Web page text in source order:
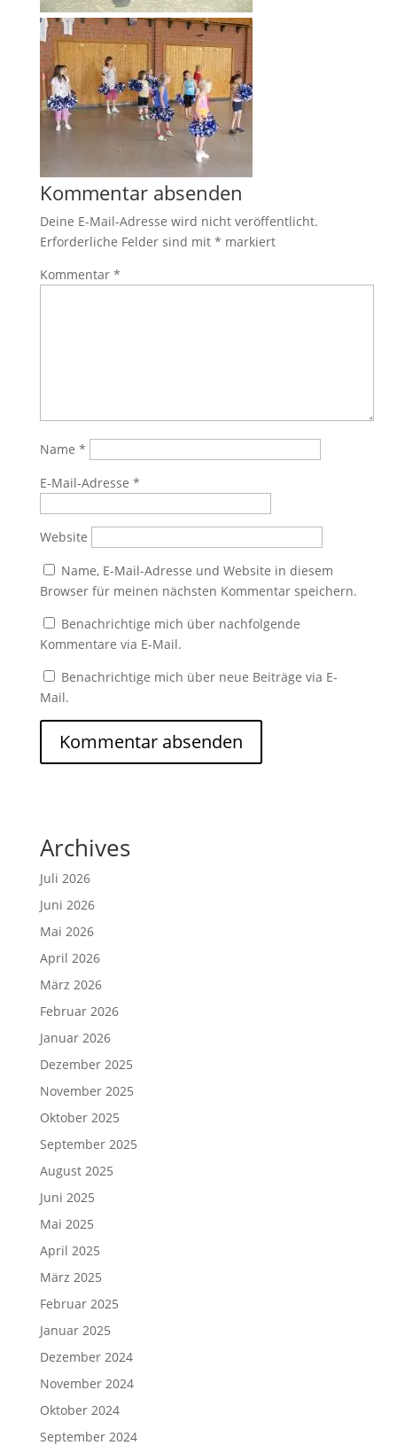
Kommentar absenden
Deine E-Mail-Adresse wird nicht veröffentlicht.
Erforderliche Felder sind mit * markiert
Kommentar *
Name *
E-Mail-Adresse *
Website
Name, E-Mail-Adresse und Website in diesem
Browser für meinen nächsten Kommentar speichern.
Benachrichtige mich über nachfolgende
Kommentare via E-Mail.
Benachrichtige mich über neue Beiträge via E-
Mail.
Archives
Juli 2026
Juni 2026
Mai 2026
April 2026
März 2026
Februar 2026
Januar 2026
Dezember 2025
November 2025
Oktober 2025
September 2025
August 2025
Juni 2025
Mai 2025
April 2025
März 2025
Februar 2025
Januar 2025
Dezember 2024
November 2024
Oktober 2024
September 2024